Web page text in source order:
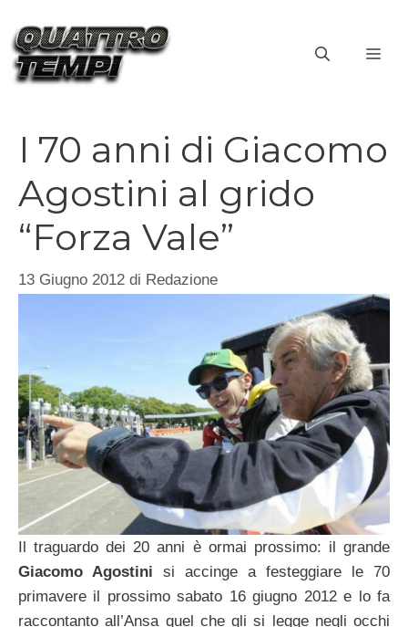
contenuto
I 70 anni di Giacomo
Agostini al grido
“Forza Vale”
13 Giugno 2012 di Redazione
Il traguardo dei 20 anni è ormai prossimo: il grande
Giacomo Agostini si accinge a festeggiare le 70
primavere il prossimo sabato 16 giugno 2012 e lo fa
raccontanto all’Ansa quel che gli si legge negli occhi